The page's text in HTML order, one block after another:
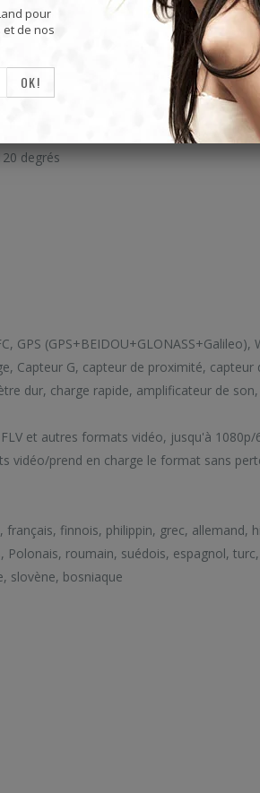
pour
de nos
degrés
(GPS+BEIDOU+GLONASS+Galileo),
Capteur G, capteur de proximité, capteur
dur, charge rapide, amplificateur de
et autres formats vidéo, jusqu'à 1080p/
vidéo/prend en charge le format sans
finnois, philippin, grec, allemand,
roumain, suédois, espagnol, turc,
slovène, bosniaque
$11.81